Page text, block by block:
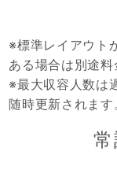
※標準レイアウト
ある場合は別途料
※最大収容人数は
随時更新されます